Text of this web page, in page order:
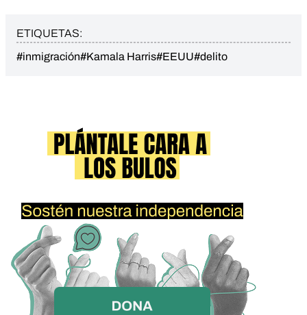
ETIQUETAS:
#inmigración#Kamala Harris#EEUU#delito